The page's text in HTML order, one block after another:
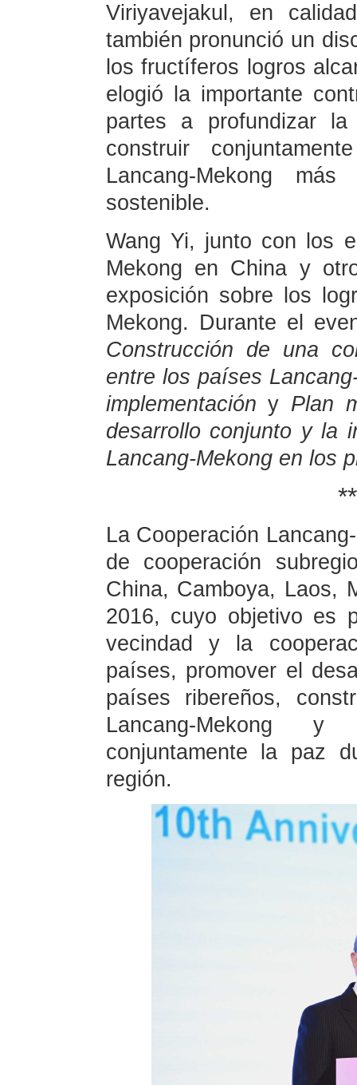
Viriyavejakul, en
también pronunció un
los fructíferos logros
elogió la importante
partes a profundizar
construir
Lancang-Mekong
sostenible.
Wang Yi, junto con los
Mekong en China y
exposición sobre los
Mekong. Durante el
Construcción de una
entre los países
implementación y Plan
desarrollo conjunto y la
Lancang-Mekong en los
La Cooperación
de cooperación
China, Camboya, Laos,
2016, cuyo objetivo es
vecindad y la
países, promover el
países ribereños,
Lancang-Mekong
conjuntamente la paz
región.